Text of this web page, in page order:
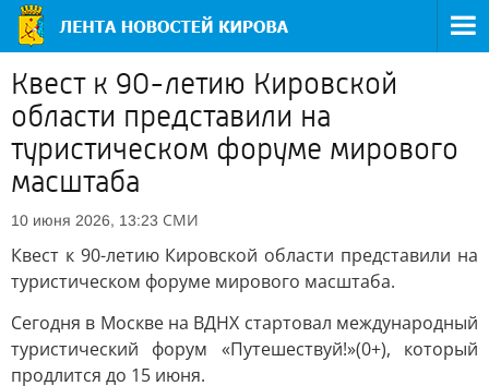
Квест к 90-летию Кировской
области представили на
туристическом форуме мирового
масштаба
10 июня 2026, 13:23 СМИ
Квест к 90-летию Кировской области представили на
туристическом форуме мирового масштаба.
Сегодня в Москве на ВДНХ стартовал международный
туристический форум «Путешествуй!»(0+), который
продлится до 15 июня.